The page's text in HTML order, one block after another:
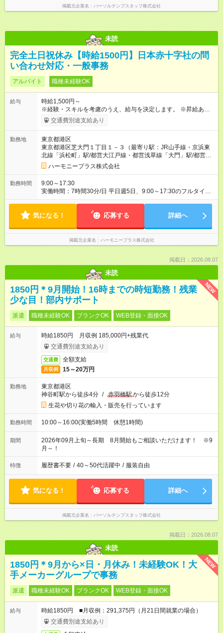
掲載元企業名 パーソルテンプスタッフ株式会社
未読
完全土日祝休み【時給1500円】日本赤十字社の問
い合わせ対応・一般事務
アルバイト 職種未経験OK
給与
時給1,500円～
※経験・スキルを考慮のうえ、給与を決定します。 ※昇給あり
（勤務実績・評価による） ※残業が発生した場合は、時間外手
当を全額支給します。 ※交通費支給（月額上限50,000円／当社
間中も給与・待遇に変更はありません。 【試用期間】試用期間
あり 試用期間の長さ：3ヶ月 雇用形態、給与は本採用時と同じ
です。
交通費別途支給あり
勤務地
東京都港区
東京都港区芝大門１丁目１－３（最寄り駅：JR山手線・京浜東
北線「浜松町」駅/都営大江戸線・都営浅草線「⼤⾨」駅/都営三
田線「御成⾨」駅）
ハーモニープラス株式会社
勤務時間
9:00～17:30
実働時間：7時間30分/日 平日週5日、9:00～17:30のフルタイム
勤務が基本です☆ 営業時間中は電話対応があるため、上記時間
は柔軟に対応します♪ ※原則、残業はありません
気になる！ 応募する 詳細へ
掲載元企業名 ハーモニープラス株式会社
掲載日：2026.08.07
未読
NEW
1850円＊9月開始！16時までの時短勤務！残業
少な目！部内サポート
派遣 職種未経験OK ブランクOK WEB登録・面接OK
給与
時給1850円 月収例 185,000円+残業代
交通費別途支給あり
交通費 全額支給
月収例 15～20万円
勤務地
東京都港区
神谷町駅から徒歩4分 / 赤羽橋駅から徒歩12分
生花や切り花の輸入・販売を行っています
勤務時間 10:00～16:00(実働5時間 休憩1時間)
期間
2026年09月上旬～長期 8月開始もご相談いただけます！ ※9
月～！
特徴 履歴書不要 / 40～50代活躍中 / 服装自由
気になる！ 応募する 詳細へ
掲載元企業名 パーソルテンプスタッフ株式会社
掲載日：2026.08.07
未読
NEW
1850円＊9月から×日・月休み！未経験OK！大
手メーカーグループで事務
派遣 職種未経験OK ブランクOK WEB登録・面接OK
給与
時給1850円 ■月収例：291,375円（月21日間就業の場合）
交通費別途支給あり